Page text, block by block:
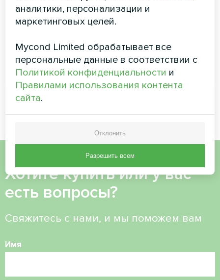
режим позволяет экономить средства, используя
настройки температуры для каждого интервала
ЧИТАТЬ ДАЛЕЕ
Хотите купить или у вас
есть вопросы?
Свяжитесь с нами, и мы поможем вам
Имя
аналитики, персонализации и
маркетинговых целей.
Mycond Limited обрабатывает все
персональные данные в соответствии с
Политикой конфиденциальности и
Правилами использования контента
сайта.
Отклонить
Разрешить всем